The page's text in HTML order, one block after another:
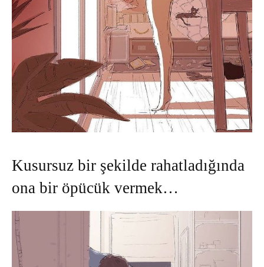
Kusursuz bir şekilde rahatladığında
ona bir öpücük vermek…